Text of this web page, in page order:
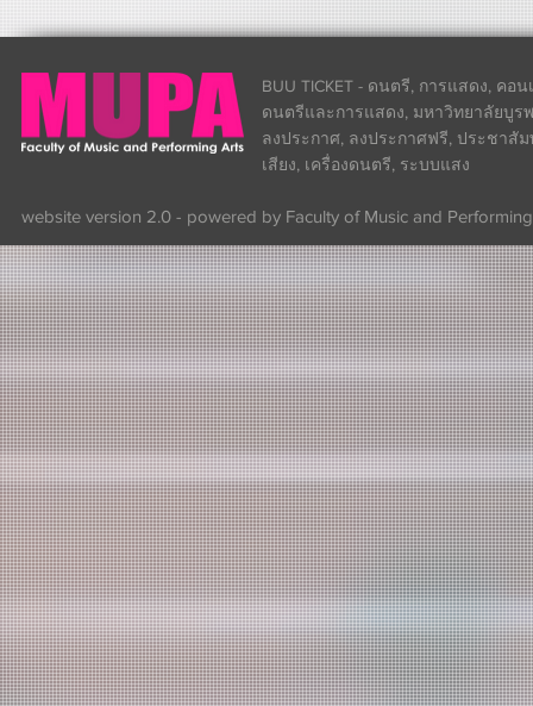
BUU TICKET - ดนตรี, การแสดง, คอ
ดนตรีและการแสดง, มหาวิทยาลัยบูร
ลงประกาศ, ลงประกาศฟรี, ประชาสั
เสียง, เครื่องดนตรี, ระบบแสง
website version 2.0 - powered by Faculty of Music and